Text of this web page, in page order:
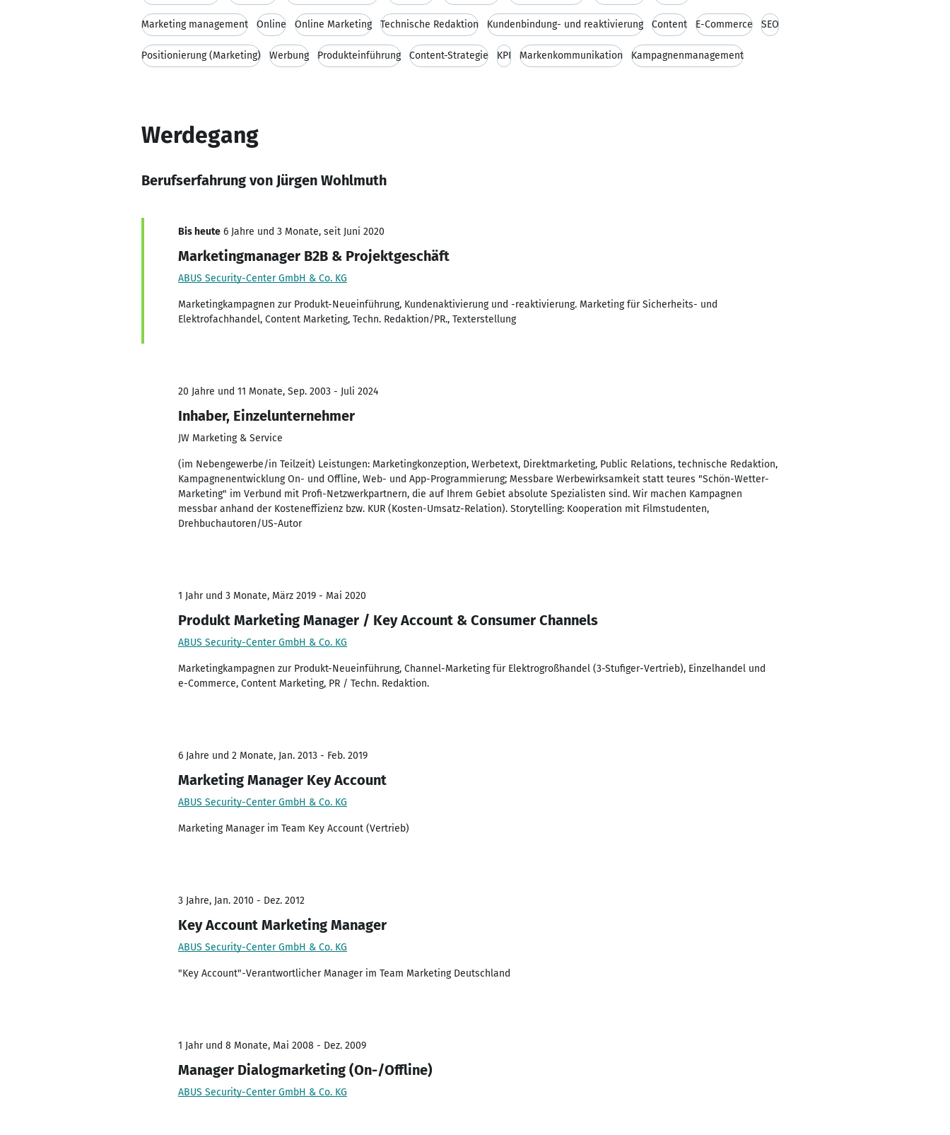
Marketing management Online Online Marketing Technische Redaktion Kundenbindung- und reaktivierung Content E-Commerce SEO
Positionierung (Marketing) Werbung Produkteinführung Content-Strategie KPI Markenkommunikation Kampagnenmanagement
Werdegang
Berufserfahrung von Jürgen Wohlmuth
Bis heute 6 Jahre und 3 Monate, seit Juni 2020
Marketingmanager B2B & Projektgeschäft
ABUS Security-Center GmbH & Co. KG
Marketingkampagnen zur Produkt-Neueinführung, Kundenaktivierung und -reaktivierung. Marketing für Sicherheits- und
Elektrofachhandel, Content Marketing, Techn. Redaktion/PR., Texterstellung
20 Jahre und 11 Monate, Sep. 2003 - Juli 2024
Inhaber, Einzelunternehmer
JW Marketing & Service
(im Nebengewerbe/in Teilzeit) Leistungen: Marketingkonzeption, Werbetext, Direktmarketing, Public Relations, technische Redaktion,
Kampagnenentwicklung On- und Offline, Web- und App-Programmierung; Messbare Werbewirksamkeit statt teures "Schön-Wetter-
Marketing" im Verbund mit Profi-Netzwerkpartnern, die auf Ihrem Gebiet absolute Spezialisten sind. Wir machen Kampagnen
messbar anhand der Kosteneffizienz bzw. KUR (Kosten-Umsatz-Relation). Storytelling: Kooperation mit Filmstudenten,
Drehbuchautoren/US-Autor
1 Jahr und 3 Monate, März 2019 - Mai 2020
Produkt Marketing Manager / Key Account & Consumer Channels
ABUS Security-Center GmbH & Co. KG
Marketingkampagnen zur Produkt-Neueinführung, Channel-Marketing für Elektrogroßhandel (3-Stufiger-Vertrieb), Einzelhandel und
e-Commerce, Content Marketing, PR / Techn. Redaktion.
6 Jahre und 2 Monate, Jan. 2013 - Feb. 2019
Marketing Manager Key Account
ABUS Security-Center GmbH & Co. KG
Marketing Manager im Team Key Account (Vertrieb)
3 Jahre, Jan. 2010 - Dez. 2012
Key Account Marketing Manager
ABUS Security-Center GmbH & Co. KG
"Key Account"-Verantwortlicher Manager im Team Marketing Deutschland
1 Jahr und 8 Monate, Mai 2008 - Dez. 2009
Manager Dialogmarketing (On-/Offline)
ABUS Security-Center GmbH & Co. KG